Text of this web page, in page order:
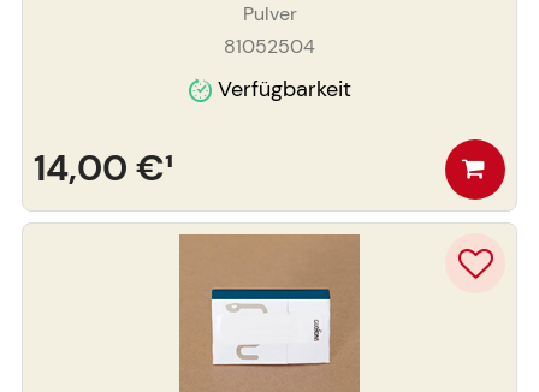
Pulver
81052504
Verfügbarkeit
14,00 €¹